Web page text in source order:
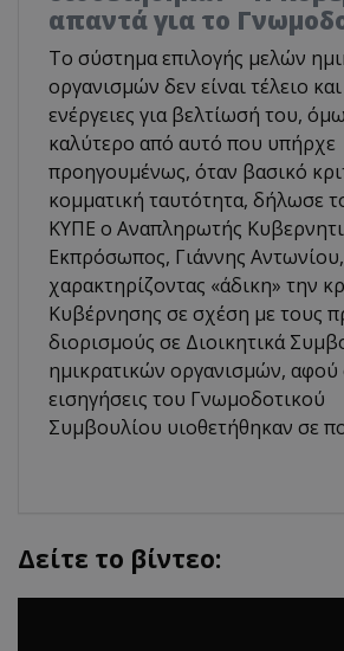
απαντά για το
Το σύστημα επιλογής μελών
οργανισμών δεν είναι τέλειο
ενέργειες για βελτίωσή του,
καλύτερο από αυτό που υπήρχε
προηγουμένως, όταν βασικό
κομματική ταυτότητα, δήλωσε
ΚΥΠΕ ο Αναπληρωτής
Εκπρόσωπος, Γιάννης Αντωνίου,
χαρακτηρίζοντας «άδικη» την
Κυβέρνησης σε σχέση με τους
διορισμούς σε Διοικητικά
ημικρατικών οργανισμών, αφού
εισηγήσεις του Γνωμοδοτικού
Συμβουλίου υιοθετήθηκαν σε
Δείτε το βίντεο: